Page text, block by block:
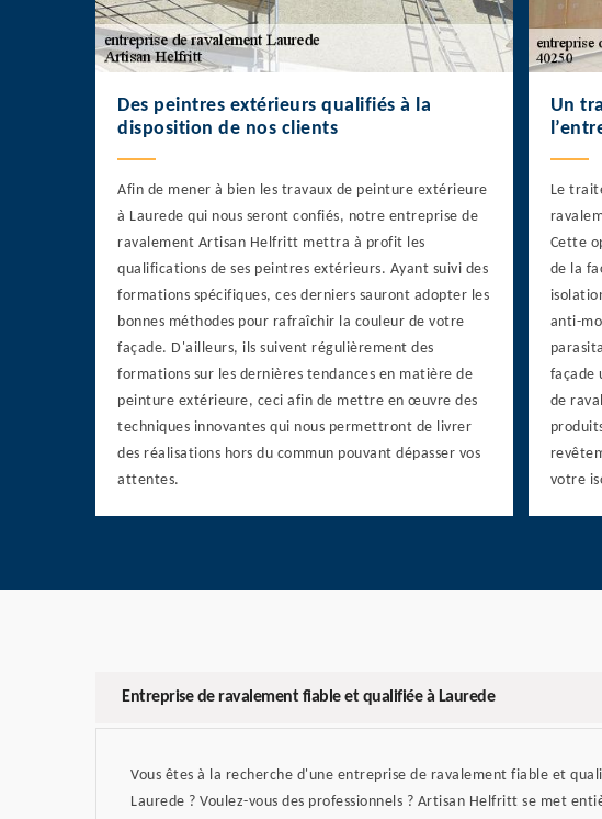
Des peintres extérieurs qualifiés à la
disposition de nos clients
Afin de mener à bien les travaux de peinture extérieure
à Laurede qui nous seront confiés, notre entreprise de
ravalement Artisan Helfritt mettra à profit les
qualifications de ses peintres extérieurs. Ayant suivi des
formations spécifiques, ces derniers sauront adopter les
bonnes méthodes pour rafraîchir la couleur de votre
façade. D'ailleurs, ils suivent régulièrement des
formations sur les dernières tendances en matière de
peinture extérieure, ceci afin de mettre en œuvre des
techniques innovantes qui nous permettront de livrer
des réalisations hors du commun pouvant dépasser vos
attentes.
Un
Le
Cette
de la
anti-
façade
de
votre
Entreprise de ravalement fiable et qualifiée à Laurede
Vous êtes à la recherche d'une entreprise de ravalement fiable et
Laurede ? Voulez-vous des professionnels ? Artisan Helfritt se met